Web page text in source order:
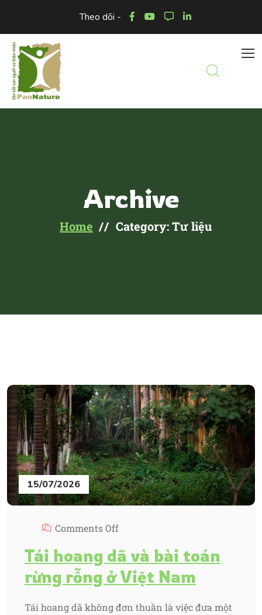
Theo dõi -
Archive
Home Category: Tư liệu
15/07/2026
Comments Off
Tái hoang dã và bài toán
rừng rỗng ở Việt Nam
Tái hoang dã không đơn thuần là việc đưa một